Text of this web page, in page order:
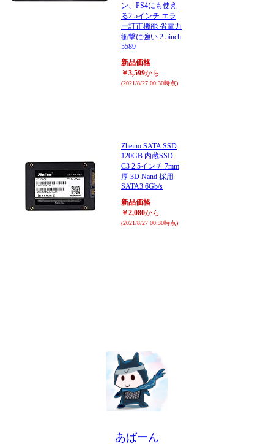
ン、PS4にも使え
る2.5インチ エラ
ー訂正機能 省電力
衝撃に強い 2.5inch
5589
新品価格
￥3,599から
(2021/8/27 00:30時点)
Zheino SATA SSD
120GB 内蔵SSD
C3 2.5インチ 7mm
厚 3D Nand 採用
SATA3 6Gb/s
新品価格
￥2,080から
(2021/8/27 00:30時点)
あばーん